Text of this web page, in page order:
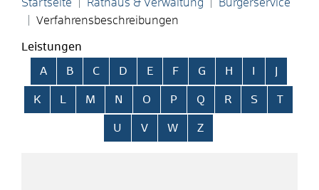
Startseite Rathaus & Verwaltung
Bürgerservice
Verfahrensbeschreibungen
Leistungen
Alphabetisches Register überspringen
A B C D E F G H
K L M N O P Q R S T
U V W Z